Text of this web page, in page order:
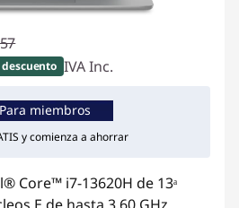
descuento IVA Inc.
:-$409.565
Para miembros
y comienza a ahorrar
Core™ i7-13620H de 13ᵃ